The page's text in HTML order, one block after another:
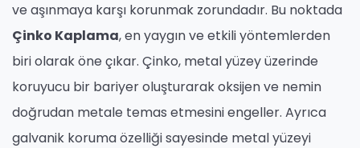
ve aşınmaya karşı korunmak zorundadır. Bu noktada
Çinko Kaplama, en yaygın ve etkili yöntemlerden
biri olarak öne çıkar. Çinko, metal yüzey üzerinde
koruyucu bir bariyer oluşturarak oksijen ve nemin
doğrudan metale temas etmesini engeller. Ayrıca
galvanik koruma özelliği sayesinde metal yüzeyi